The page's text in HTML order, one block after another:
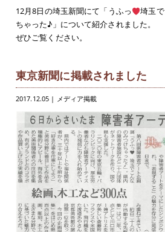
12月8日の埼玉新聞にて「うふっ
埼玉
ちゃった♪」について紹介されました。
ぜひご覧ください。
東京新聞に掲載されました
2017.12.05 | メディア掲載